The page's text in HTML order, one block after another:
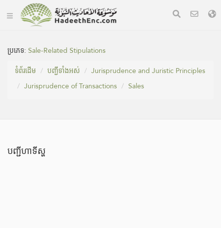
ប្រភេទ:Sale-Related Stipulations
ទំព័រ​ដេីម
បញ្ជីទាំងអស់
Jurisprudence and Juristic Principles
Jurisprudence of Transactions
Sales
បញ្ជីហាទីស្ហ